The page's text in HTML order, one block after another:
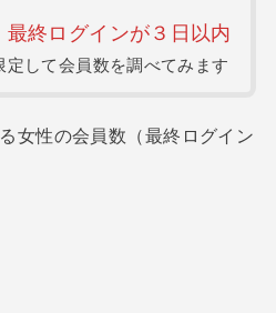
最終ログインが３日以内
定して会員数を調べてみます
女性の会員数（最終ログイン